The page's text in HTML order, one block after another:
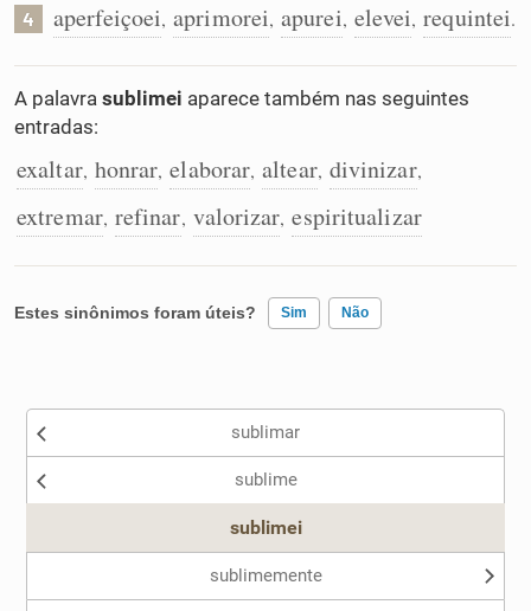
4 aperfeiçoei, aprimorei, apurei, elevei, requintei.
A palavra sublimei aparece também nas seguintes
entradas:
exaltar, honrar, elaborar, altear, divinizar,
extremar, refinar, valorizar, espiritualizar
Estes sinônimos foram úteis? Sim Não
Nenhum dos sinônimos apresentados me ajudou
sublimar
sublime
sublimei
sublimemente